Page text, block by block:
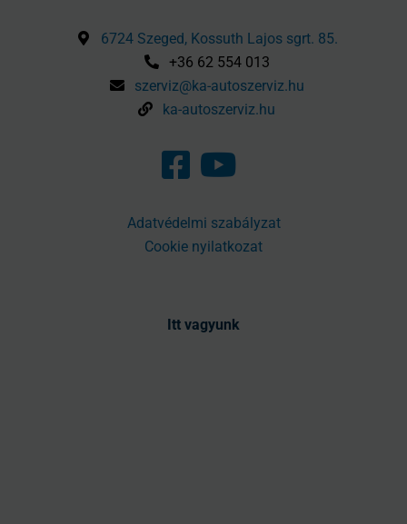
6724 Szeged, Kossuth Lajos sgrt. 85.
+36 62 554 013
szerviz@ka-autoszerviz.hu
ka-autoszerviz.hu
Adatvédelmi szabályzat
Cookie nyilatkozat
Itt vagyunk